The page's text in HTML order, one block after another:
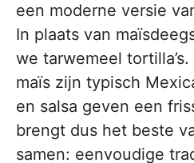
een moderne versie
In plaats van
we tarwemeel
maïs zijn typisch
en salsa geven een
brengt dus het beste
samen: eenvoudige